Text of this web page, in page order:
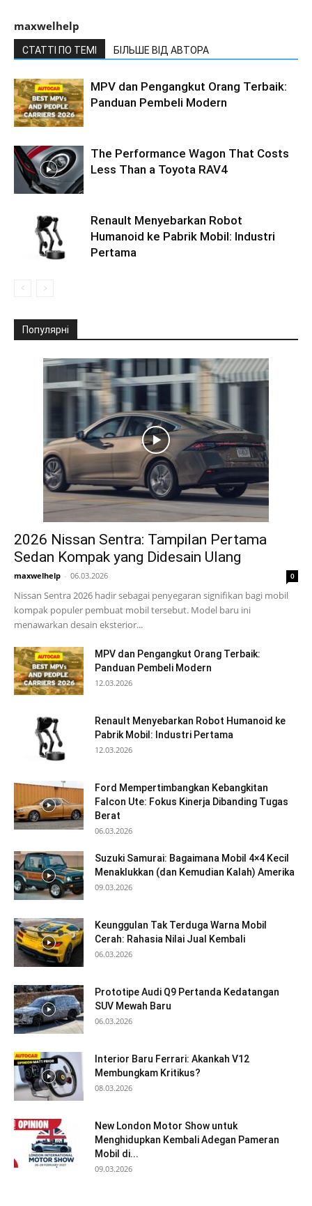
maxwelhelp
СТАТТІ ПО ТЕМІ БІЛЬШЕ ВІД АВТОРА
MPV dan Pengangkut Orang Terbaik:
Panduan Pembeli Modern
The Performance Wagon That Costs
Less Than a Toyota RAV4
Renault Menyebarkan Robot
Humanoid ke Pabrik Mobil: Industri
Pertama
Популярні
2026 Nissan Sentra: Tampilan Pertama
Sedan Kompak yang Didesain Ulang
maxwelhelp - 06.03.2026 0
Nissan Sentra 2026 hadir sebagai penyegaran signifikan bagi mobil
kompak populer pembuat mobil tersebut. Model baru ini
menawarkan desain eksterior...
MPV dan Pengangkut Orang Terbaik:
Panduan Pembeli Modern
12.03.2026
Renault Menyebarkan Robot Humanoid ke
Pabrik Mobil: Industri Pertama
12.03.2026
Ford Mempertimbangkan Kebangkitan
Falcon Ute: Fokus Kinerja Dibanding Tugas
Berat
06.03.2026
Suzuki Samurai: Bagaimana Mobil 4×4 Kecil
Menaklukkan (dan Kemudian Kalah) Amerika
09.03.2026
Keunggulan Tak Terduga Warna Mobil
Cerah: Rahasia Nilai Jual Kembali
06.03.2026
Prototipe Audi Q9 Pertanda Kedatangan
SUV Mewah Baru
06.03.2026
Interior Baru Ferrari: Akankah V12
Membungkam Kritikus?
08.03.2026
New London Motor Show untuk
Menghidupkan Kembali Adegan Pameran
Mobil di...
09.03.2026